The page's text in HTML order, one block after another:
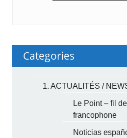
Categories
1. ACTUALITÉS /
Le Point – fil
francophone
Noticias